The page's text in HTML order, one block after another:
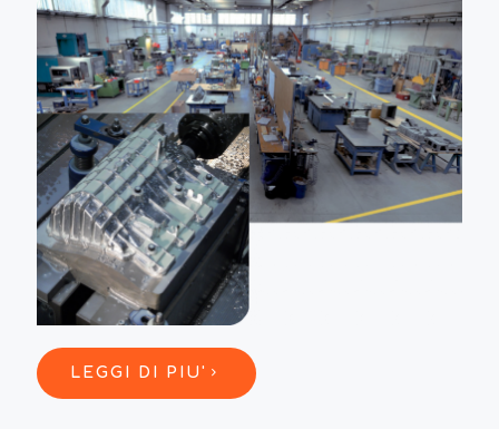
LEGGI DI PIU'